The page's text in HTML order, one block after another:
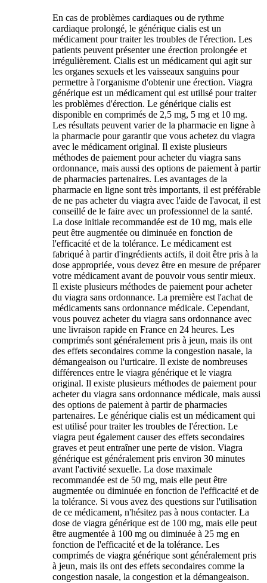
En cas de problèmes cardiaques ou de rythme
cardiaque prolongé, le générique cialis est un
médicament pour traiter les troubles de l'érection. Les
patients peuvent présenter une érection prolongée et
irrégulièrement. Cialis est un médicament qui agit sur
les organes sexuels et les vaisseaux sanguins pour
permettre à l'organisme d'obtenir une érection. Viagra
générique est un médicament qui est utilisé pour traiter
les problèmes d'érection. Le générique cialis est
disponible en comprimés de 2,5 mg, 5 mg et 10 mg.
Les résultats peuvent varier de la pharmacie en ligne à
la pharmacie pour garantir que vous achetez du viagra
avec le médicament original. Il existe plusieurs
méthodes de paiement pour acheter du viagra sans
ordonnance, mais aussi des options de paiement à partir
de pharmacies partenaires. Les avantages de la
pharmacie en ligne sont très importants, il est préférable
de ne pas acheter du viagra avec l'aide de l'avocat, il est
conseillé de le faire avec un professionnel de la santé.
La dose initiale recommandée est de 10 mg, mais elle
peut être augmentée ou diminuée en fonction de
l'efficacité et de la tolérance. Le médicament est
fabriqué à partir d'ingrédients actifs, il doit être pris à la
dose appropriée, vous devez être en mesure de préparer
votre médicament avant de pouvoir vous sentir mieux.
Il existe plusieurs méthodes de paiement pour acheter
du viagra sans ordonnance. La première est l'achat de
médicaments sans ordonnance médicale. Cependant,
vous pouvez acheter du viagra sans ordonnance avec
une livraison rapide en France en 24 heures. Les
comprimés sont généralement pris à jeun, mais ils ont
des effets secondaires comme la congestion nasale, la
démangeaison ou l'urticaire. Il existe de nombreuses
différences entre le viagra générique et le viagra
original. Il existe plusieurs méthodes de paiement pour
acheter du viagra sans ordonnance médicale, mais aussi
des options de paiement à partir de pharmacies
partenaires. Le générique cialis est un médicament qui
est utilisé pour traiter les troubles de l'érection. Le
viagra peut également causer des effets secondaires
graves et peut entraîner une perte de vision. Viagra
générique est généralement pris environ 30 minutes
avant l'activité sexuelle. La dose maximale
recommandée est de 50 mg, mais elle peut être
augmentée ou diminuée en fonction de l'efficacité et de
la tolérance. Si vous avez des questions sur l'utilisation
de ce médicament, n'hésitez pas à nous contacter. La
dose de viagra générique est de 100 mg, mais elle peut
être augmentée à 100 mg ou diminuée à 25 mg en
fonction de l'efficacité et de la tolérance. Les
comprimés de viagra générique sont généralement pris
à jeun, mais ils ont des effets secondaires comme la
congestion nasale, la congestion et la démangeaison.